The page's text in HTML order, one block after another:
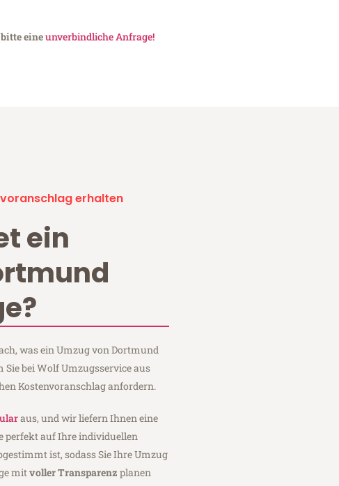
eineunverbindliche Anfrage!
erhalten
ein
was ein Umzug von Dortmund
bei Wolf Umzugsservice aus
Kostenvoranschlag anfordern.
aus, und wir liefern Ihnen eine
perfekt auf Ihre individuellen
ist, sodass Sie Ihre Umzug
mitvoller Transparenz planen